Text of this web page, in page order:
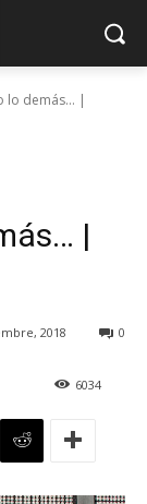
lo demás… |
|
2018 0
6034